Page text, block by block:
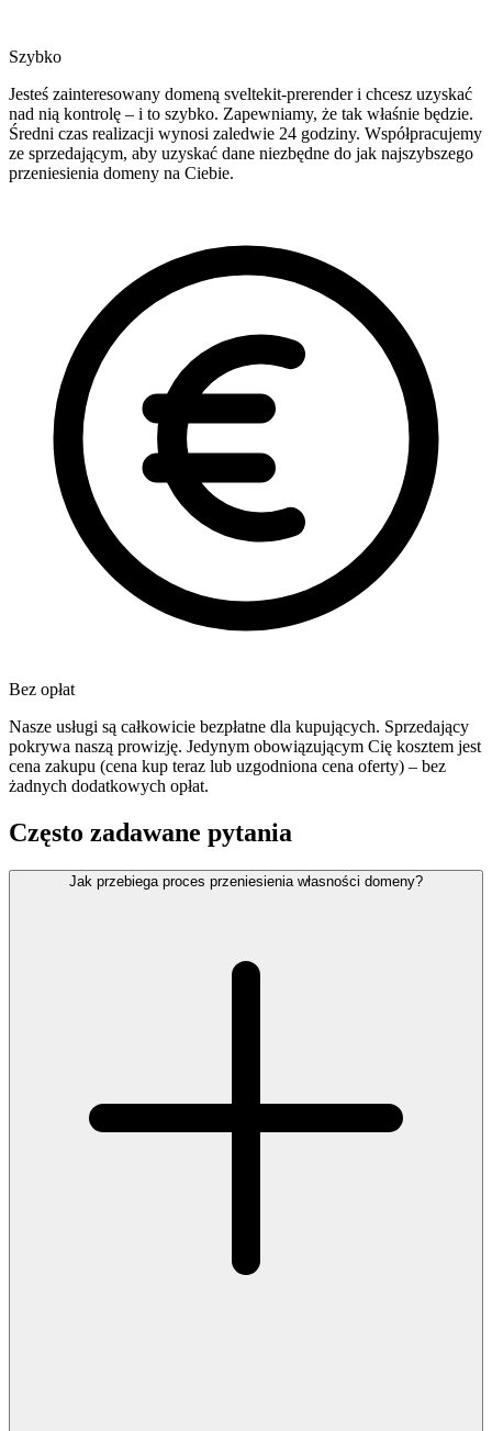
Szybko
Jesteś zainteresowany domeną sveltekit-prerender i chcesz uzyskać
nad nią kontrolę – i to szybko. Zapewniamy, że tak właśnie będzie.
Średni czas realizacji wynosi zaledwie 24 godziny. Współpracujemy
ze sprzedającym, aby uzyskać dane niezbędne do jak najszybszego
przeniesienia domeny na Ciebie.
Bez opłat
Nasze usługi są całkowicie bezpłatne dla kupujących. Sprzedający
pokrywa naszą prowizję. Jedynym obowiązującym Cię kosztem jest
cena zakupu (cena kup teraz lub uzgodniona cena oferty) – bez
żadnych dodatkowych opłat.
Często zadawane pytania
Jak przebiega proces przeniesienia własności domeny?